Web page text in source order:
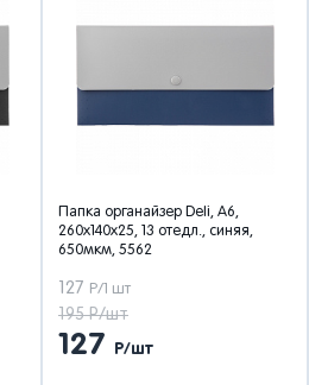
Папка органайзер Deli, А6,
260х140х25, 13 отедл., синяя,
650мкм, 5562
127 Р/1 шт
195 Р/шт
127 Р/шт